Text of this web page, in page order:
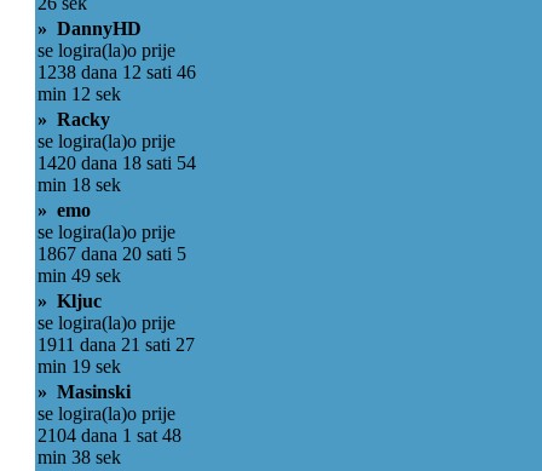
» DannyHD
se logira(la)o prije
1238 dana 12 sati 46
min 12 sek
» Racky
se logira(la)o prije
1420 dana 18 sati 54
min 18 sek
» emo
se logira(la)o prije
1867 dana 20 sati 5
min 49 sek
» Kljuc
se logira(la)o prije
1911 dana 21 sati 27
min 19 sek
» Masinski
se logira(la)o prije
2104 dana 1 sat 48
min 38 sek